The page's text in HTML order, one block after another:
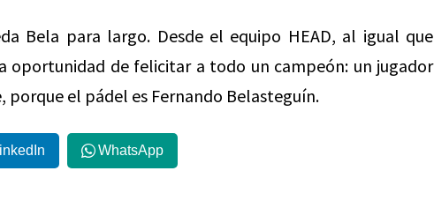
Bela para largo. Desde el equipo HEAD, al igual que
oportunidad de felicitar a todo un campeón: un jugador
el pádel es Fernando Belasteguín.
WhatsApp